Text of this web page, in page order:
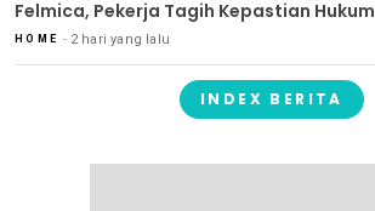
Felmica, Pekerja Tagih Kepastian Hukum
HOME 2 hari yang lalu
INDEX BERITA